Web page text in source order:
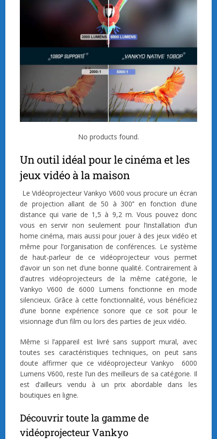
No products found.
Un outil idéal pour le cinéma et les
jeux vidéo à la maison
Le Vidéoprojecteur Vankyo V600 vous procure un écran
de projection allant de 50 à 300’’ en fonction d’une
distance qui varie de 1,5 à 9,2 m. Vous pouvez donc
vous en servir non seulement pour l’installation d’un
home cinéma, mais aussi pour jouer à des jeux vidéo et
même pour l’organisation de conférences. Le système
de haut-parleur de ce vidéoprojecteur vous permet
d’avoir un son net d’une bonne qualité. Contrairement à
d’autres vidéoprojecteurs de la même catégorie, le
Vankyo V600 de 6000 Lumens fonctionne en mode
silencieux. Grâce à cette fonctionnalité, vous bénéficiez
d’une bonne expérience sonore que ce soit pour le
visionnage d’un film ou lors des parties de jeux vidéo.
Même si l’appareil est livré sans support mural, avec
toutes ses caractéristiques techniques, on peut sans
doute affirmer que ce vidéoprojecteur Vankyo 6000
Lumens V600, reste l’un des meilleurs de sa catégorie. Il
est d’ailleurs vendu à un prix abordable dans les
boutiques en ligne.
Découvrir toute la gamme de
vidéoprojecteur Vankyo